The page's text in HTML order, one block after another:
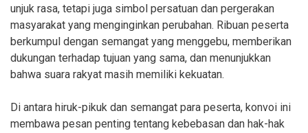
unjuk rasa, tetapi juga simbol persatuan dan pergerakan
masyarakat yang menginginkan perubahan. Ribuan peserta
berkumpul dengan semangat yang menggebu, memberikan
dukungan terhadap tujuan yang sama, dan menunjukkan
bahwa suara rakyat masih memiliki kekuatan.
Di antara hiruk-pikuk dan semangat para peserta, konvoi ini
membawa pesan penting tentang kebebasan dan hak-hak